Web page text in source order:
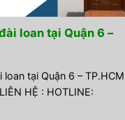
loan tại Quận 6 –
loan tại Quận 6 – TP.HCM
HỆ : HOTLINE: